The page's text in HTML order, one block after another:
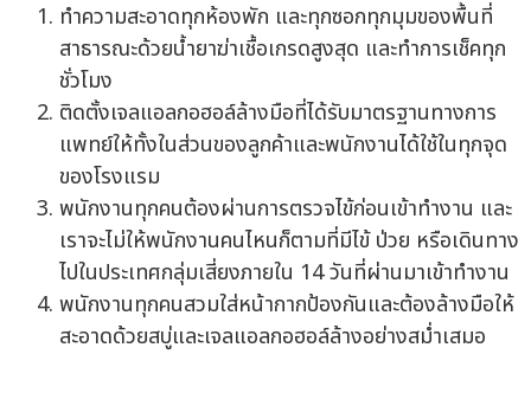
ทำความสะอาดทุกห้องพัก และทุกซอกทุกมุมของพื้นที่
สาธารณะด้วยน้ำยาฆ่าเชื้อเกรดสูงสุด และทำการเช็คทุก
ชั่วโมง
ติดตั้งเจลแอลกอฮอล์ล้างมือที่ได้รับมาตรฐานทางการ
แพทย์ให้ทั้งในส่วนของลูกค้าและพนักงานได้ใช้ในทุกจุด
ของโรงแรม
พนักงานทุกคนต้องผ่านการตรวจไข้ก่อนเข้าทำงาน และ
เราจะไม่ให้พนักงานคนไหนก็ตามที่มีไข้ ป่วย หรือเดินทาง
ไปในประเทศกลุ่มเสี่ยงภายใน 14 วันที่ผ่านมาเข้าทำงาน
พนักงานทุกคนสวมใส่หน้ากากป้องกันและต้องล้างมือให้
สะอาดด้วยสบู่และเจลแอลกอฮอล์ล้างอย่างสม่ำเสมอ